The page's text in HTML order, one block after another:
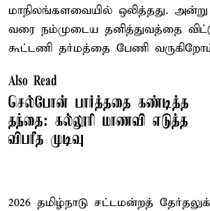
மாநிலங்களவையில் ஒலித்தது.
வரை நம்முடைய தனித்துவத்தை
கூட்டணி தர்மத்தை பேணி
Also Read
செல்போன் பார்த்ததை கண்டித்த
தந்தை: கல்லூரி மாணவி எடுத்த
விபரீத முடிவு
2026 தமிழ்நாடு சட்டமன்றத்